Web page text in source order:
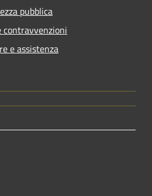
pubblica
e assistenza